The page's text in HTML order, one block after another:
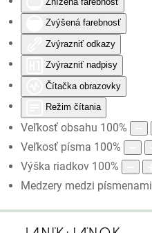
Zvýšená farebnosť
Zvýrazniť odkazy
Zvýrazniť nadpisy
Čítačka obrazovky
Režim čítania
Veľkosť obsahu 100%
Veľkosť písma 100%
Výška riadkov 100%
Medzery medzi písmenami